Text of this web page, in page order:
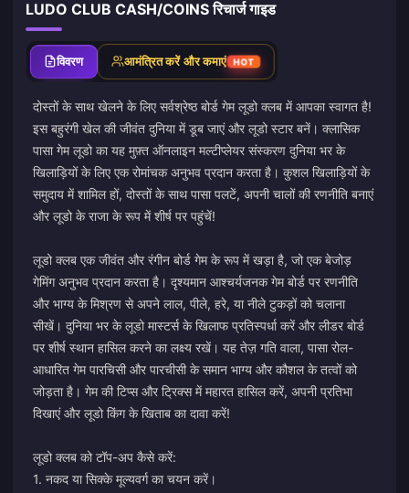
LUDO CLUB CASH/COINS रिचार्ज गाइड
विवरण आमंत्रित करें और कमाएं HOT
दोस्तों के साथ खेलने के लिए सर्वश्रेष्ठ बोर्ड गेम लूडो क्लब में आपका स्वागत है!
इस बहुरंगी खेल की जीवंत दुनिया में डूब जाएं और लूडो स्टार बनें। क्लासिक
पासा गेम लूडो का यह मुफ़्त ऑनलाइन मल्टीप्लेयर संस्करण दुनिया भर के
खिलाड़ियों के लिए एक रोमांचक अनुभव प्रदान करता है। कुशल खिलाड़ियों के
समुदाय में शामिल हों, दोस्तों के साथ पासा पलटें, अपनी चालों की रणनीति बनाएं
और लूडो के राजा के रूप में शीर्ष पर पहुंचें!
लूडो क्लब एक जीवंत और रंगीन बोर्ड गेम के रूप में खड़ा है, जो एक बेजोड़
गेमिंग अनुभव प्रदान करता है। दृश्यमान आश्चर्यजनक गेम बोर्ड पर रणनीति
और भाग्य के मिश्रण से अपने लाल, पीले, हरे, या नीले टुकड़ों को चलाना
सीखें। दुनिया भर के लूडो मास्टर्स के खिलाफ प्रतिस्पर्धा करें और लीडर बोर्ड
पर शीर्ष स्थान हासिल करने का लक्ष्य रखें। यह तेज़ गति वाला, पासा रोल-
आधारित गेम पारचिसी और पारचीसी के समान भाग्य और कौशल के तत्वों को
जोड़ता है। गेम की टिप्स और ट्रिक्स में महारत हासिल करें, अपनी प्रतिभा
दिखाएं और लूडो किंग के खिताब का दावा करें!
लूडो क्लब को टॉप-अप कैसे करें:
1. नकद या सिक्के मूल्यवर्ग का चयन करें।